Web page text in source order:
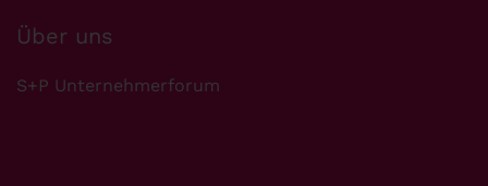
Über uns
S+P Unternehmerforum